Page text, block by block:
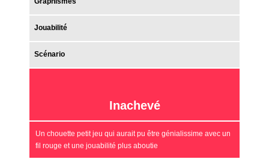
Jouabilité
Scénario
Inachevé
Un chouette petit jeu qui aurait pu être génialissime avec un
fil rouge et une jouabilité plus aboutie